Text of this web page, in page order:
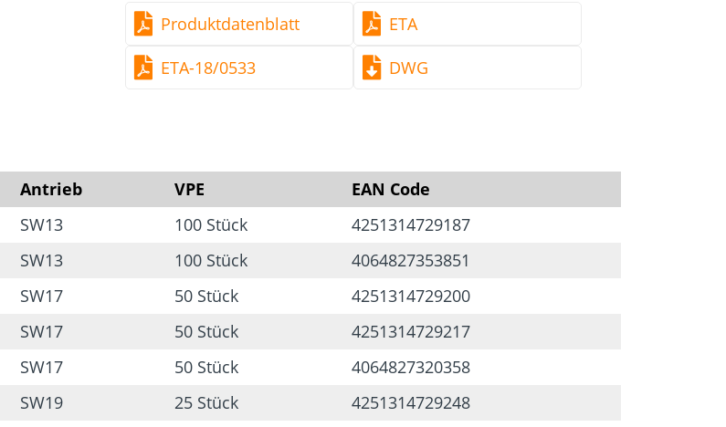
Produktdatenblatt
ETA
ETA-18/0533
DWG
Antrieb VPE
EAN Code
SW13 100 Stück
4251314729187
SW13 100 Stück
4064827353851
SW17 50 Stück
4251314729200
SW17 50 Stück
4251314729217
SW17 50 Stück
4064827320358
SW19 25 Stück 4251314729248